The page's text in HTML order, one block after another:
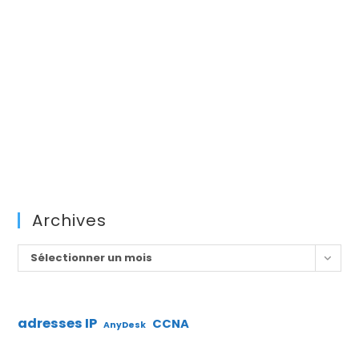
Archives
Archives
Sélectionner un mois
adresses IP AnyDesk CCNA